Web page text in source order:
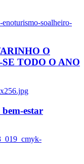
soalheiro-
O
TODO O ANO
bem-estar